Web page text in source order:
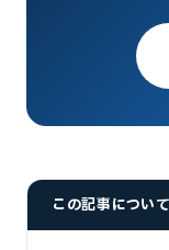
この記事について